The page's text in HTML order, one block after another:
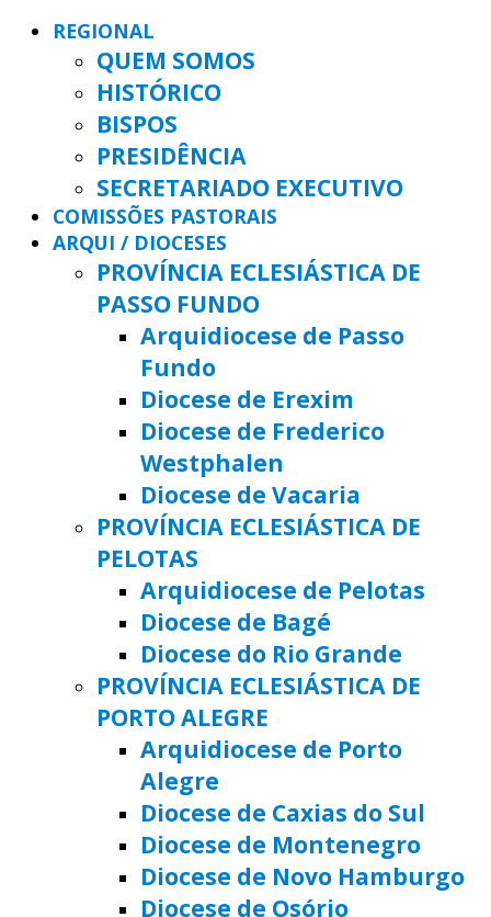
REGIONAL
QUEM SOMOS
HISTÓRICO
BISPOS
PRESIDÊNCIA
SECRETARIADO EXECUTIVO
COMISSÕES PASTORAIS
ARQUI / DIOCESES
PROVÍNCIA ECLESIÁSTICA DE
PASSO FUNDO
Arquidiocese de Passo
Fundo
Diocese de Erexim
Diocese de Frederico
Westphalen
Diocese de Vacaria
PROVÍNCIA ECLESIÁSTICA DE
PELOTAS
Arquidiocese de Pelotas
Diocese de Bagé
Diocese do Rio Grande
PROVÍNCIA ECLESIÁSTICA DE
PORTO ALEGRE
Arquidiocese de Porto
Alegre
Diocese de Caxias do Sul
Diocese de Montenegro
Diocese de Novo Hamburgo
Diocese de Osório